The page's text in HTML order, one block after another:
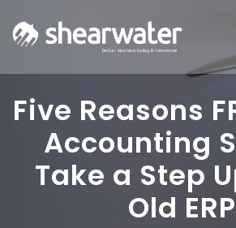
Five Reasons
Accounting
Take a Step
Old ERP